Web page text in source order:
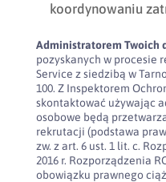
koordynowaniu
Administratorem Twoich
pozyskanych w procesie
Service z siedzibą w
100. Z Inspektorem
skontaktować używając
osobowe będą
rekrutacji (podstawa
zw. z art. 6 ust. 1 lit. c.
2016 r. Rozporządzenia
obowiązku prawnego